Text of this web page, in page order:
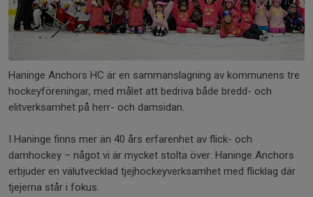
Haninge Anchors HC är en sammanslagning av kommunens tre
hockeyföreningar, med målet att bedriva både bredd- och
elitverksamhet på herr- och damsidan.
I Haninge finns mer än 40 års erfarenhet av flick- och
damhockey – något vi är mycket stolta över. Haninge Anchors
erbjuder en välutvecklad tjejhockeyverksamhet med flicklag där
tjejerna står i fokus.